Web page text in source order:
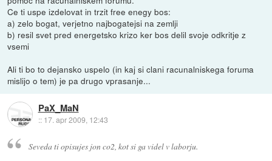
Ce ti uspe izdelovat in trzit free enegy bos:
a) zelo bogat, verjetno najbogatejsi na zemlji
b) resil svet pred energetsko krizo ker bos delil svoje odkritje z
vsemi
Ali ti bo to dejansko uspelo (in kaj si clani racunalniskega foruma
mislijo o tem) je pa drugo vprasanje...
PaX_MaN
:: 17. apr 2009, 12:43
Seveda ti opisujes jon co2, kot si ga videl v laborju.